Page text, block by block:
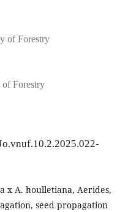
of Forestry
Forestry
x A. houlletiana, Aerides,
seed propagation